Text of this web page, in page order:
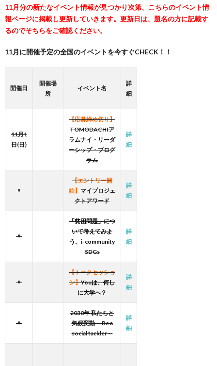
11月分の新たなイベント情報が見つかり次第、こちらのイベント情
報ページに掲載し更新していきます。更新日は、題名の方に記載す
るのでそちらをご確認ください。
11月に開催予定の全国のイベントを今すぐCHECK！！
開催日
開催場
所
イベント名
詳
細
11月1
日(日)
【応募締め切り】
TOMODACHIア
ラムナイ・リーダ
ーシップ・プログ
ラム
詳
細
〃
【エントリー開
始】マイプロジェ
クトアワード
詳
細
〃
「貧困問題」につ
いて考えてみよ
う。i-community
SDGs
詳
細
〃
【トークセッショ
ン】Youは、何し
に大学へ？
詳
細
〃
2030年 私たちと
気候変動 ～Be a
social tackler～
詳
細